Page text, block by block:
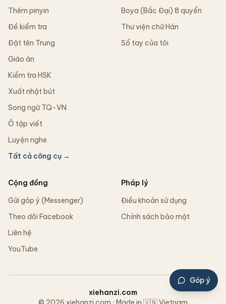
Thêm pinyin
Đề kiểm tra
Đặt tên Trung
Giáo án
Kiểm tra HSK
Xuất nhật bút
Song ngữ TQ-VN
Ô tập viết
Luyện nghe
Tất cả công cụ →
Boya (Bắc Đại) 8 quyển
Thư viện chữ Hán
Sổ tay của tôi
Cộng đồng
Gửi góp ý (Messenger)
Theo dõi Facebook
Liên hệ
YouTube
Pháp lý
Điều khoản sử dụng
Chính sách bảo mật
xiehanzi.com
Góp ý